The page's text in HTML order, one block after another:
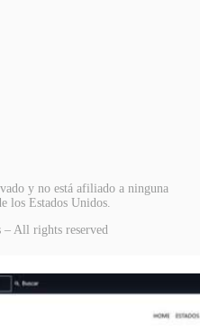
y no está afiliado a ninguna
los Estados Unidos.
All rights reserved